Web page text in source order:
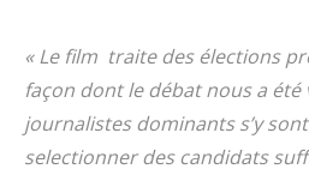
« Le film traite des élections
façon dont le débat nous a
journalistes dominants s’y
selectionner des candidats